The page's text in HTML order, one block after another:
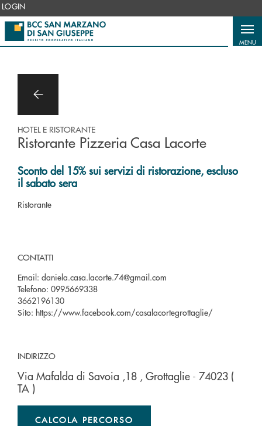
Salta al contenuto principale
LOGIN
MENU
HOTEL E RISTORANTE
Ristorante Pizzeria Casa Lacorte
Sconto del 15% sui servizi di ristorazione, escluso
il sabato sera
Ristorante
CONTATTI
Email: daniela.casa.lacorte.74@gmail.com
Telefono: 0995669338
3662196130
Sito: https://www.facebook.com/casalacortegrottaglie/
INDIRIZZO
Via Mafalda di Savoia ,18 , Grottaglie - 74023 (
TA )
CALCOLA PERCORSO